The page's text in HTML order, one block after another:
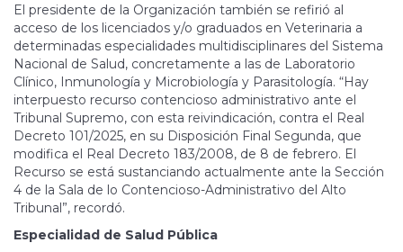
El presidente de la Organización también se refirió al
acceso de los licenciados y/o graduados en Veterinaria a
determinadas especialidades multidisciplinares del Sistema
Nacional de Salud, concretamente a las de Laboratorio
Clínico, Inmunología y Microbiología y Parasitología. “Hay
interpuesto recurso contencioso administrativo ante el
Tribunal Supremo, con esta reivindicación, contra el Real
Decreto 101/2025, en su Disposición Final Segunda, que
modifica el Real Decreto 183/2008, de 8 de febrero. El
Recurso se está sustanciando actualmente ante la Sección
4 de la Sala de lo Contencioso-Administrativo del Alto
Tribunal”, recordó.
Especialidad de Salud Pública